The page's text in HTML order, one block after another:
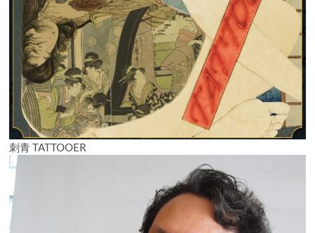
刺青 TATTOOER